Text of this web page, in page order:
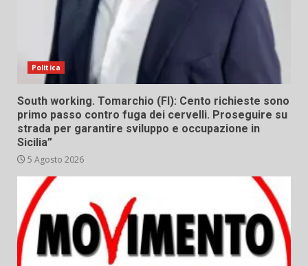
Politica
South working. Tomarchio (FI): Cento richieste sono
primo passo contro fuga dei cervelli. Proseguire su
strada per garantire sviluppo e occupazione in
Sicilia”
5 Agosto 2026